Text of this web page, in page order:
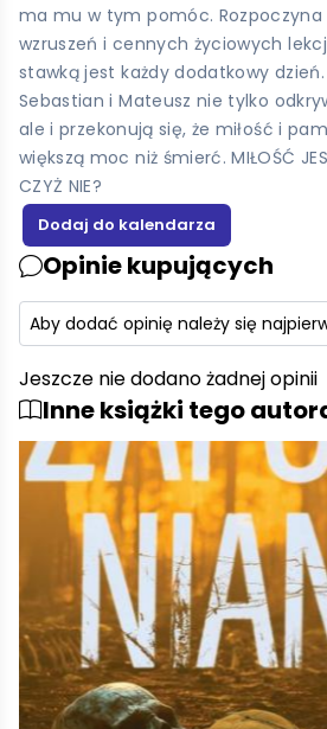
ma mu w tym pomóc. Rozpoczyna
wzruszeń i cennych życiowych
stawką jest każdy dodatkowy
Sebastian i Mateusz nie tylko
ale i przekonują się, że miłość i
większą moc niż śmierć. MIŁOŚĆ
CZYŻ NIE?
Opinie kupujących
Aby dodać opinię należy się
Jeszcze nie dodano żadnej opinii
Inne książki tego